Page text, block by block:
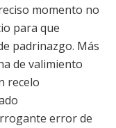
momento no
para que
padrinazgo. Más
de valimiento
recelo
error de